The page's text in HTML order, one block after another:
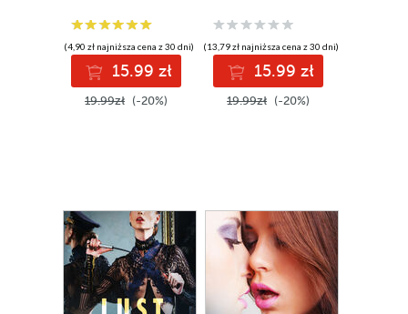
(4,90 zł najniższa cena z 30 dni)
15.99 zł
19.99zł (-20%)
(13,79 zł najniższa cena z 30 dni)
15.99 zł
19.99zł (-20%)